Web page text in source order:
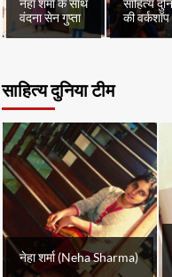
नेहा शर्मा के साथ
वंदना सेन गुप्ता
साहित्य
की वर्कशॉप
साहित्य दुनिया टीम
नेहा शर्मा (Neha Sharma)